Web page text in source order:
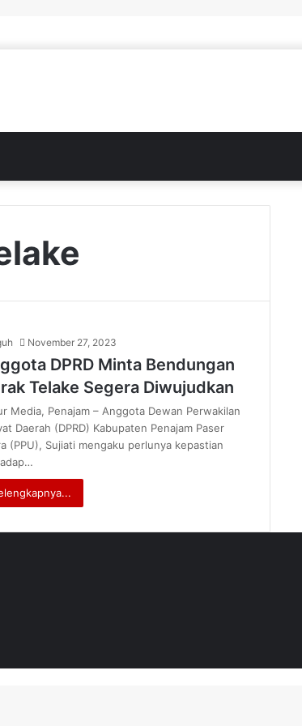
November 27, 2023
DPRD Minta Bendungan
Telake Segera Diwujudkan
Media, Penajam – Anggota Dewan Perwakilan
Daerah (DPRD) Kabupaten Penajam Paser
(PPU), Sujiati mengaku perlunya kepastian